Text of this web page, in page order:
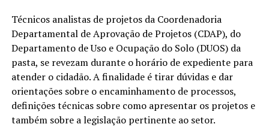
Técnicos analistas de projetos da Coordenadoria
Departamental de Aprovação de Projetos (CDAP), do
Departamento de Uso e Ocupação do Solo (DUOS) da
pasta, se revezam durante o horário de expediente para
atender o cidadão. A finalidade é tirar dúvidas e dar
orientações sobre o encaminhamento de processos,
definições técnicas sobre como apresentar os projetos e
também sobre a legislação pertinente ao setor.